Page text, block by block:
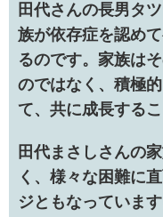
田代さんの長男タ
族が依存症を認め
るのです。家族は
のではなく、積極
て、共に成長する
田代まさしさんの
く、様々な困難に
ジともなっています